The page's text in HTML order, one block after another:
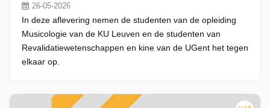
26-05-2026
In deze aflevering nemen de studenten van de opleiding
Musicologie van de KU Leuven en de studenten van
Revalidatiewetenschappen en kine van de UGent het tegen
elkaar op.